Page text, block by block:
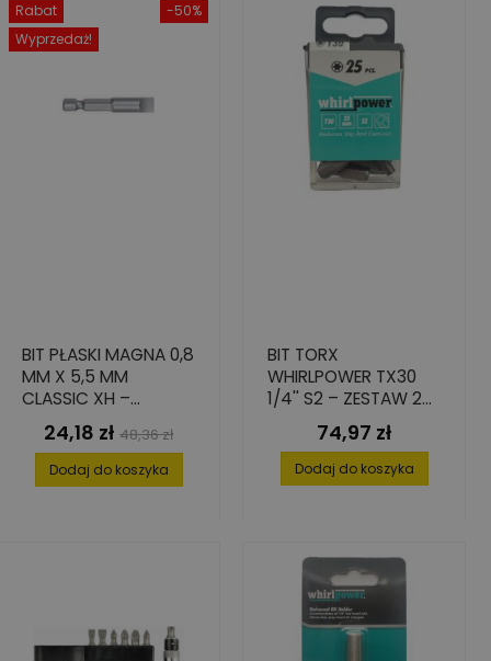
-50%
Rabat
Wyprzedaż!
BIT PŁASKI MAGNA 0,8
MM X 5,5 MM
CLASSIC XH –
PRECYZYJNE
WKRĘCANIE
Cena
24,18 zł Cena
podstawowa
48,36 zł
Dodaj do koszyka
BIT TORX
WHIRLPOWER TX30
1/4'' S2 – ZESTAW 25
Cena
74,97 zł
Dodaj do koszyka